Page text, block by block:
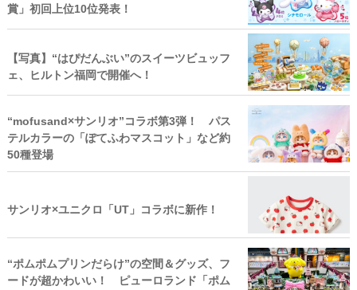
賞」初回上位10位発表！
【写真】“はぴだんぶい”のスイーツビュッフ
ェ、ヒルトン福岡で開催へ！
“mofusand×サンリオ”コラボ第3弾！ パス
テルカラーの「ぽてふわマスコット」など約
50種登場
サンリオ×ユニクロ「UT」コラボに新作！
“ポムポムプリンだらけ”の空間＆グッズ、フ
ードが超かわいい！ ピューロランド「ポム